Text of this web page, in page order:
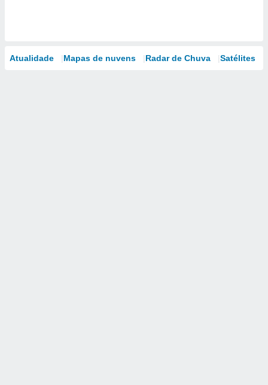
Atualidade Mapas de nuvens Radar de Chuva Satélites